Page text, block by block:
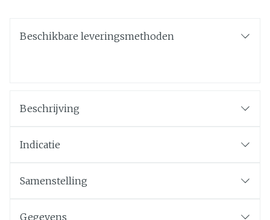
Beschikbare leveringsmethoden
Beschrijving
Indicatie
Samenstelling
Gegevens